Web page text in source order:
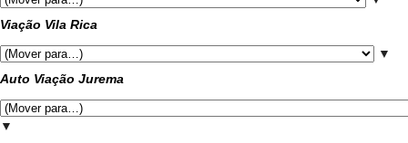
Viação Vila Rica
▼
Auto Viação Jurema
▼